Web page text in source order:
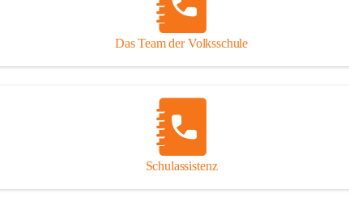
Das Team der Volksschule
Schulassistenz